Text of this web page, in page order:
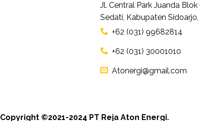
Jl. Central Park Juanda
Sedati, Kabupaten
+62 (031) 99682814
+62 (031) 30001010
Atonergi@gmail.com
Copyright ©2021-2024 PT Reja Aton Energi.